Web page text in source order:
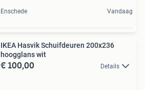
Enschede Vandaag
IKEA Hasvik Schuifdeuren 200x236
hoogglans wit
€ 100,00 Details